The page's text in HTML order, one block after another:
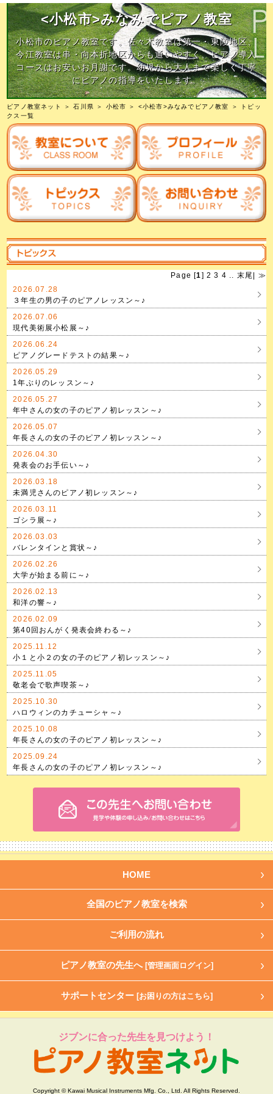
<小松市>みなみでピアノ教室
小松市のピアノ教室です。佐々木教室は第一・東陵地区、
今江教室は串・向本折地区からも通いやすく、ピアノ導入
コースはお安いお月謝です。幼児から大人まで楽しく丁寧
にピアノの指導をいたします。
ピアノ教室ネット ＞石川県 ＞ 小松市 ＞ <小松市>みなみでピアノ教室
＞ トピッ
クス一覧
Page [1] 2 3 4 .. 末尾
≫
2026.07.28
３年生の男の子のピアノレッスン～♪
2026.07.06
現代美術展小松展～♪
2026.06.24
ピアノグレードテストの結果～♪
2026.05.29
1年ぶりのレッスン～♪
2026.05.27
年中さんの女の子のピアノ初レッスン～♪
2026.05.07
年長さんの女の子のピアノ初レッスン～♪
2026.04.30
発表会のお手伝い～♪
2026.03.18
未満児さんのピアノ初レッスン～♪
2026.03.11
ゴシラ展～♪
2026.03.03
バレンタインと賞状～♪
2026.02.26
大学が始まる前に～♪
2026.02.13
和洋の響～♪
2026.02.09
第40回おんがく発表会終わる～♪
2025.11.12
小１と小２の女の子のピアノ初レッスン～♪
2025.11.05
敬老会で歌声喫茶～♪
2025.10.30
ハロウィンのカチューシャ～♪
2025.10.08
年長さんの女の子のピアノ初レッスン～♪
2025.09.24
年長さんの女の子のピアノ初レッスン～♪
HOME
全国のピアノ教室を検索
ご利用の流れ
ピアノ教室の先生へ [管理画面ログイン]
サポートセンター [お困りの方はこちら]
ジブンに合った先生を見つけよう！
Copyright © Kawai Musical Instruments Mfg. Co., Ltd. All Rights Reserved.